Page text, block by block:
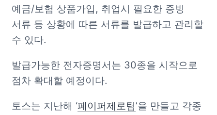
예금/보험 상품가입, 취업시 필요한 증빙
서류 등 상황에 따른 서류를 발급하고 관리할
수 있다.
발급가능한 전자증명서는 30종을 시작으로
점차 확대할 예정이다.
토스는 지난해 ‘페이퍼제로팀’을 만들고 각종